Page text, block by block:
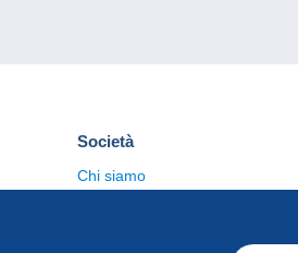
Società
Chi siamo